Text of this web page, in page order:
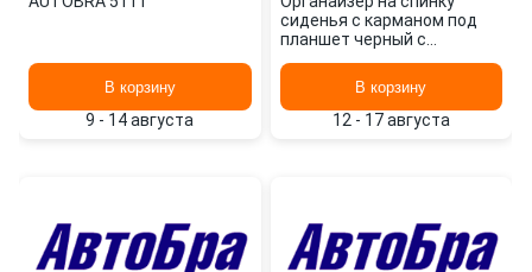
В корзину
9 - 14 августа
сиденья с карманом под
планшет черный с
AUTOBRAВ корзину
12 - 17 августа